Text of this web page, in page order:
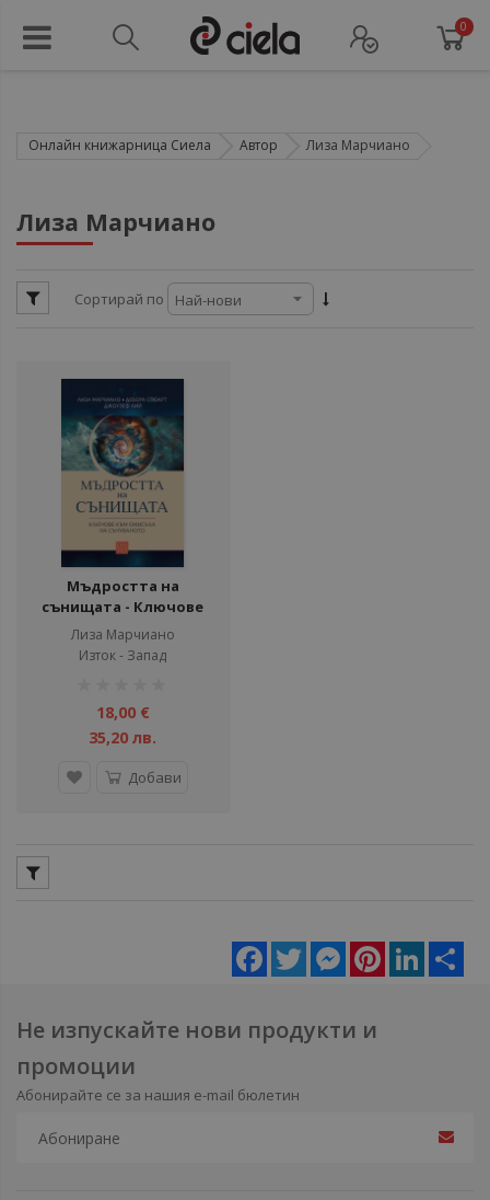
0
Онлайн книжарница Сиела Автор Лиза Марчиано
Лиза Марчиано
Сортирай по
Мъдростта на
сънищата - Ключове
към смисъла на
сънуваното
Лиза Марчиано
Изток - Запад
18,00 €
35,20 лв.
Добави
Facebook
Twitter MessengerPinterestLinkedIn
Не изпускайте нови продукти и
промоции
Абонирайте се за нашия e-mail бюлетин